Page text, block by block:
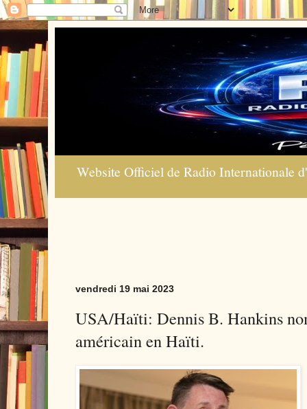
Website Officiel de Radio Internationale
vendredi 19 mai 2023
USA/Haïti: Dennis B. Hankins
américain en Haïti.